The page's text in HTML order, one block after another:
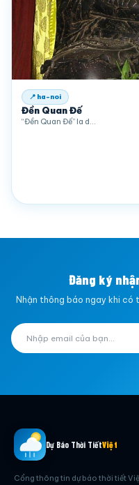
📍 ha-noi
Đền Quan Đế
“Đền Quan Đế” la d…
Đăng ký
Nhận thông báo ngay khi
Dự Báo Thời TiếtViệt
Cổng thông tin dự báo thời tiết